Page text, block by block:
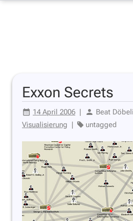
Exxon Secrets
14 April 2006 | Beat
Visualisierung | untagged